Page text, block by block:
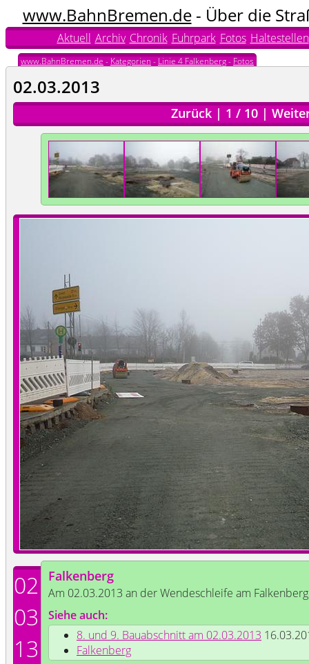
www.BahnBremen.de- Über die
Aktuell Archiv Chronik Fuhrpark Fotos Haltestellen
www.BahnBremen.de - Kategorien - Linie 4 Falkenberg- Fotos
02.03.2013
Zurück | 1 / 10 |
02
03
13
Falkenberg
Am 02.03.2013 an der Wendeschleife am
Siehe auch:
8. und 9. Bauabschnitt am 02.03.2013
Falkenberg